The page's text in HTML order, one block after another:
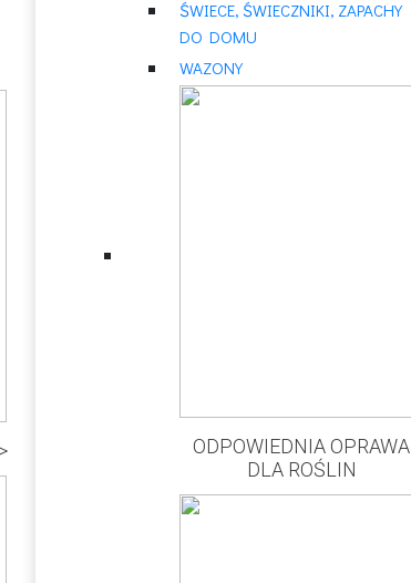
ŚWIECE, ŚWIECZNIKI, ZAPACHY
DO DOMU
WAZONY
ODPOWIEDNIA OPRAWA
DLA ROŚLIN